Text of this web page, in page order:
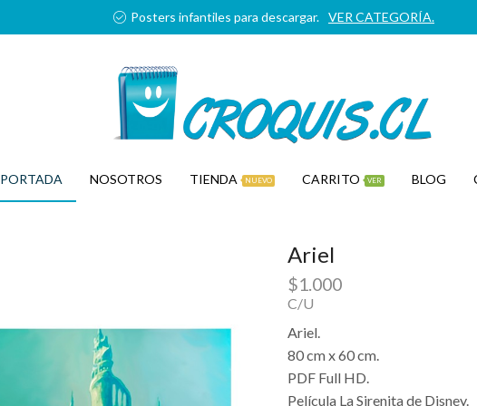
Posters infantiles para descargar. VER CATEGORÍA.
PORTADA NOSOTROS TIENDA NUEVO CARRITO VER BLOG
Ariel
$1.000
C/U
Ariel.
80 cm x 60 cm.
PDF Full HD.
Película La Sirenita de Disney.